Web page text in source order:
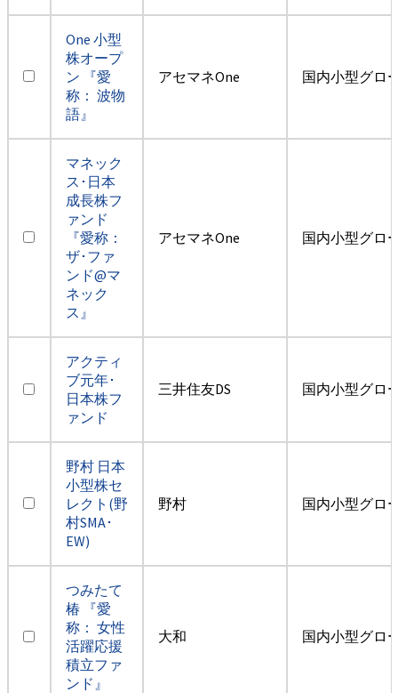
One 小型
株オープ
ン 『愛
称： 波物
語』
アセマネOne 国内小型グロ
マネック
ス･日本
成長株フ
ァンド
『愛称：
ザ･ファ
ンド@マ
ネック
ス』
アセマネOne 国内小型グロ
アクティ
ブ元年･
日本株フ
ァンド
三井住友DS 国内小型グロ
野村 日本
小型株セ
レクト(野
村SMA･
EW)
野村 国内小型グロ
つみたて
椿 『愛
称： 女性
活躍応援
積立ファ
ンド』
大和 国内小型グロ